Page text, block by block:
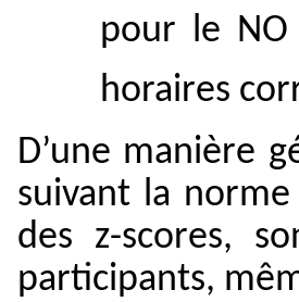
pour le
horaires
D’une manière
suivant la
des z-scores,
participants,